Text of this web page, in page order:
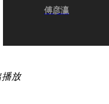
傅彦瀛
播放